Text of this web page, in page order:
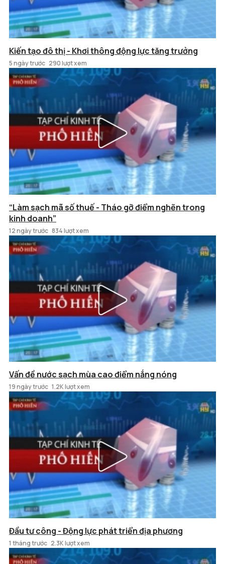
Kiến tạo đô thị - Khơi thông động lực tăng trưởng
5 ngày trước 290 lượt xem
“Làm sạch mã số thuế - Tháo gỡ điểm nghẽn trong
kinh doanh”
12 ngày trước 834 lượt xem
Vấn đề nước sạch mùa cao điểm nắng nóng
19 ngày trước 1.2K lượt xem
Đầu tư công - Động lực phát triển địa phương
1 tháng trước 2.3K lượt xem